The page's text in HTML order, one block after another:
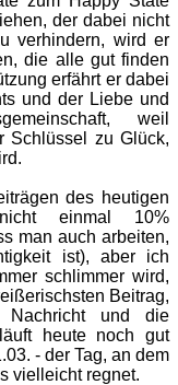
der dabei nicht
verhindern, wird er
die alle gut finden
erfährt er dabei
und der Liebe und
weil
Schlüssel zu Glück,
des heutigen
einmal 10%
man auch arbeiten,
ist), aber ich
schlimmer wird,
Beitrag,
und die
heute noch gut
- der Tag, an dem
vielleicht regnet.